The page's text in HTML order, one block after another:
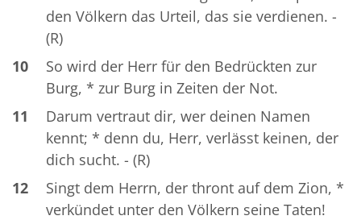
den Völkern das Urteil, das sie verdienen. -
(R)
10
So wird der Herr für den Bedrückten zur
Burg, * zur Burg in Zeiten der Not.
11
Darum vertraut dir, wer deinen Namen
kennt; * denn du, Herr, verlässt keinen, der
dich sucht. - (R)
12
Singt dem Herrn, der thront auf dem Zion, *
verkündet unter den Völkern seine Taten!